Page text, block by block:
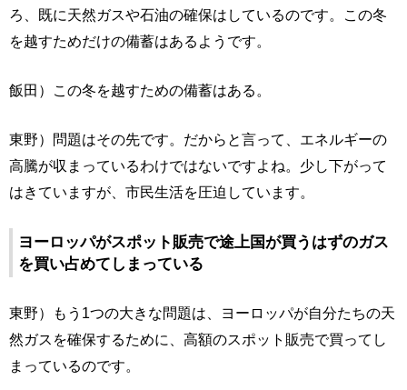
ろ、既に天然ガスや石油の確保はしているのです。この冬
を越すためだけの備蓄はあるようです。
飯田）この冬を越すための備蓄はある。
東野）問題はその先です。だからと言って、エネルギーの
高騰が収まっているわけではないですよね。少し下がって
はきていますが、市民生活を圧迫しています。
ヨーロッパがスポット販売で途上国が買うはずのガス
を買い占めてしまっている
東野）もう1つの大きな問題は、ヨーロッパが自分たちの天
然ガスを確保するために、高額のスポット販売で買ってし
まっているのです。